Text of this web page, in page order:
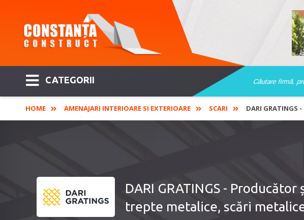
CATEGORII
HOME AMENAJARI INTERIOARE SI EXTERIOARE SCARI DARI GRATINGS -
DARI GRATINGS -
trepte metalice, scări